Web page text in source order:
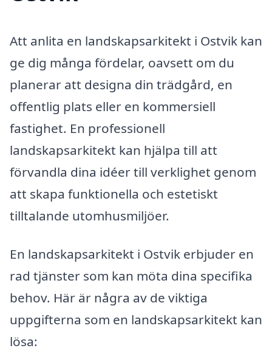
Att anlita en landskapsarkitekt i Ostvik kan
ge dig många fördelar, oavsett om du
planerar att designa din trädgård, en
offentlig plats eller en kommersiell
fastighet. En professionell
landskapsarkitekt kan hjälpa till att
förvandla dina idéer till verklighet genom
att skapa funktionella och estetiskt
tilltalande utomhusmiljöer.
En landskapsarkitekt i Ostvik erbjuder en
rad tjänster som kan möta dina specifika
behov. Här är några av de viktiga
uppgifterna som en landskapsarkitekt kan
lösa: